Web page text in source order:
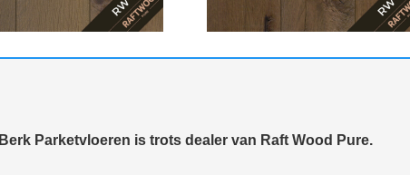
Berk Parketvloeren is trots dealer van Raft Wood Pure.